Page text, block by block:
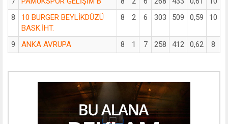
8
10 BURGER BEYLİKDÜZÜ
BASK.İHT.
8 2 6 303 509 0,59 10
9 ANKA AVRUPA 8 1 7 258 412 0,62 8